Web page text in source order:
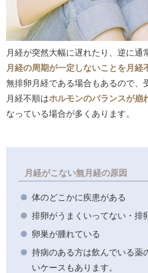
月経が突然大幅に遅れたり、逆に通
月経の周期が一定しないことを月経
無排卵月経である場合もあるので、
月経不順はホルモンのバランスが崩
なっている場合が多くあります。
月経がこない無月経の原因
体のどこかに疾患がある
排卵がうまくいってない・排
卵巣が腫れている
持病のある方は飲んでいる薬
いケースもあります。